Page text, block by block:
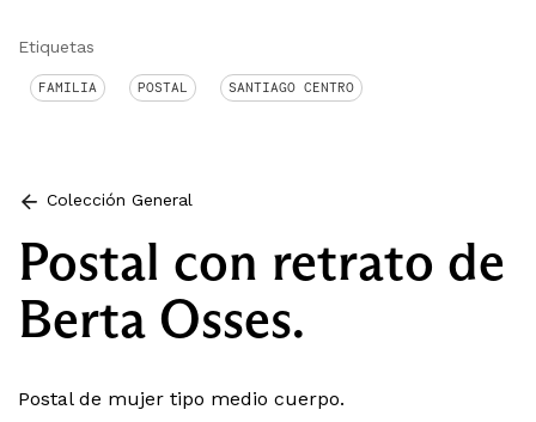
Etiquetas
FAMILIA POSTAL SANTIAGO CENTRO
Colección General
Postal con retrato de
Berta Osses.
Postal de mujer tipo medio cuerpo.